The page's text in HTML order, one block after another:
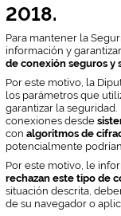
2018.
Para mantener la
información y
de conexión seguros y
Por este motivo, la
los parámetros que
garantizar la
conexiones desde
conalgoritmos de
potencialmente
Por este motivo, le
rechazan este tipo de
situación descrita,
de su navegador o